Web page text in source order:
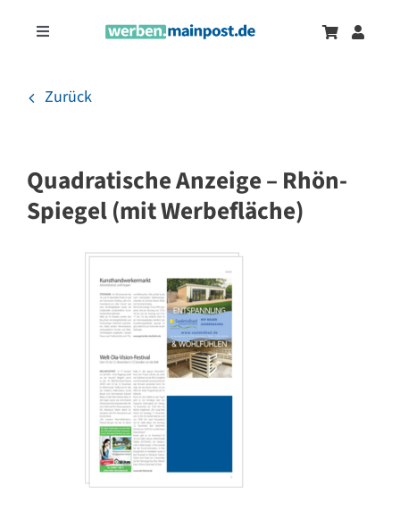
InhaltToggle
Onlinewerbung
Zurück
Quadratische Anzeige – Rhön-
Spiegel (mit Werbefläche)